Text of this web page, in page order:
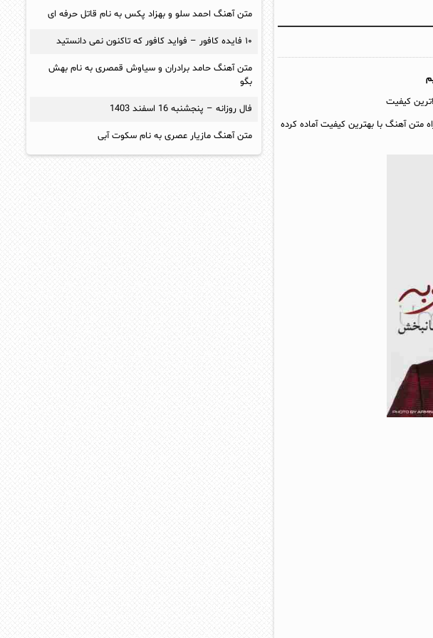
کیفیت
متن آهنگ با بهترین کیفیت آماده کرده
متن آهنگ احمد سلو و بهزاد پکس به نام قاتل حرفه ای
۱۰ فایده کافور – فواید کافور که تاکنون نمی دانستید
متن آهنگ حامد برادران و سیاوش قمصری به نام بهش
بگو
فال روزانه – پنجشنبه 16 اسفند 1403
متن آهنگ مازیار عصری به نام سکوت آبی